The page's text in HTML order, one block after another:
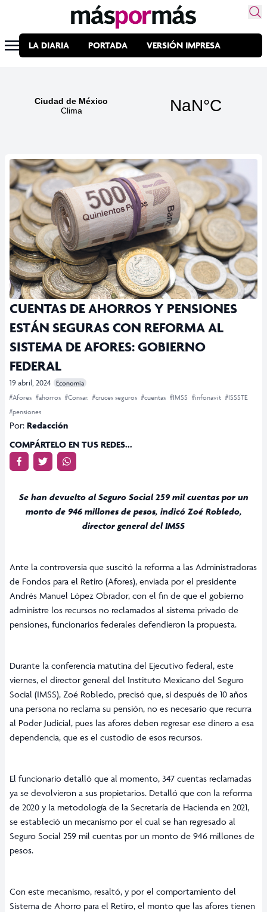
LA DIARIA PORTADA VERSIÓN IMPRESA
CUENTAS DE AHORROS Y PENSIONES
ESTÁN SEGURAS CON REFORMA AL
SISTEMA DE AFORES: GOBIERNO
FEDERAL
19 abril, 2024 Economia
#Afores #ahorros #Consar. #cruces seguros #cuentas #IMSS #infonavit #ISSSTE
#pensiones
Por: Redacción
COMPÁRTELO EN TUS REDES...
Se han devuelto al Seguro Social 259 mil cuentas por un
monto de 946 millones de pesos, indicó Zoé Robledo,
director general del IMSS
Ante la controversia que suscitó la reforma a las Administradoras
de Fondos para el Retiro (Afores), enviada por el presidente
Andrés Manuel López Obrador, con el fin de que el gobierno
administre los recursos no reclamados al sistema privado de
pensiones, funcionarios federales defendieron la propuesta.
Durante la conferencia matutina del Ejecutivo federal, este
viernes, el director general del Instituto Mexicano del Seguro
Social (IMSS), Zoé Robledo, precisó que, si después de 10 años
una persona no reclama su pensión, no es necesario que recurra
al Poder Judicial, pues las afores deben regresar ese dinero a esa
dependencia, que es el custodio de esos recursos.
El funcionario detalló que al momento, 347 cuentas reclamadas
ya se devolvieron a sus propietarios. Detalló que con la reforma
de 2020 y la metodología de la Secretaría de Hacienda en 2021,
se estableció un mecanismo por el cual se han regresado al
Seguro Social 259 mil cuentas por un monto de 946 millones de
pesos.
Con este mecanismo, resaltó, y por el comportamiento del
Sistema de Ahorro para el Retiro, el monto que las afores tienen